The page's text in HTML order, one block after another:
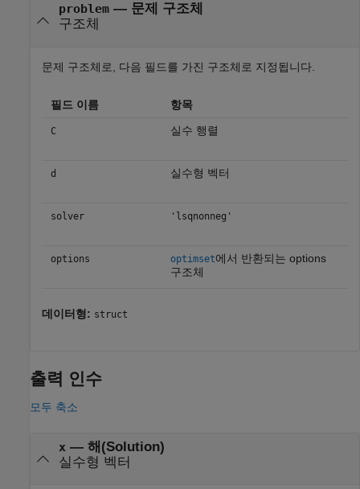
problem— 문제 구조체
구조체
문제 구조체로, 다음 필드를 가진 구조체로 지정됩니다.
필드 이름 항목
C 실수 행렬
d 실수형 벡터
solver 'lsqnonneg'
options optimset에서 반환되는 options
구조체
데이터형: struct
출력 인수
모두 축소
x — 해(Solution)
실수형 벡터